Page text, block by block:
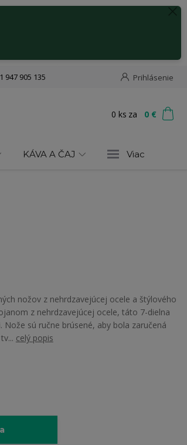
Prihlásenie
947 905 135
0 ks za 0 €
KÁVA A ČAJ Viac
nožov z nehrdzavejúcej ocele a štýlového
z nehrdzavejúcej ocele, táto 7-dielna
sú ručne brúsené, aby bola zaručená
celý popis